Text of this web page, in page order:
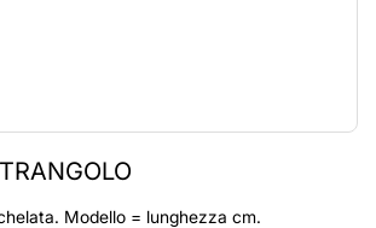
Modello = lunghezza cm.